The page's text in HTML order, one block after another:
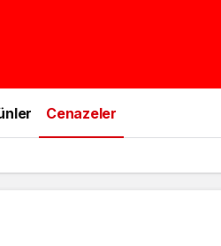
Cenazeler